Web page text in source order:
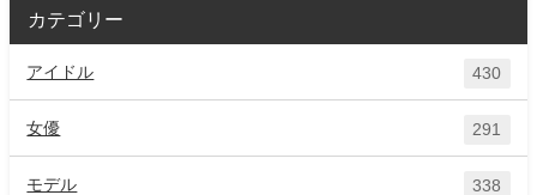
カテゴリー
アイドル 430
女優 291
モデル 338